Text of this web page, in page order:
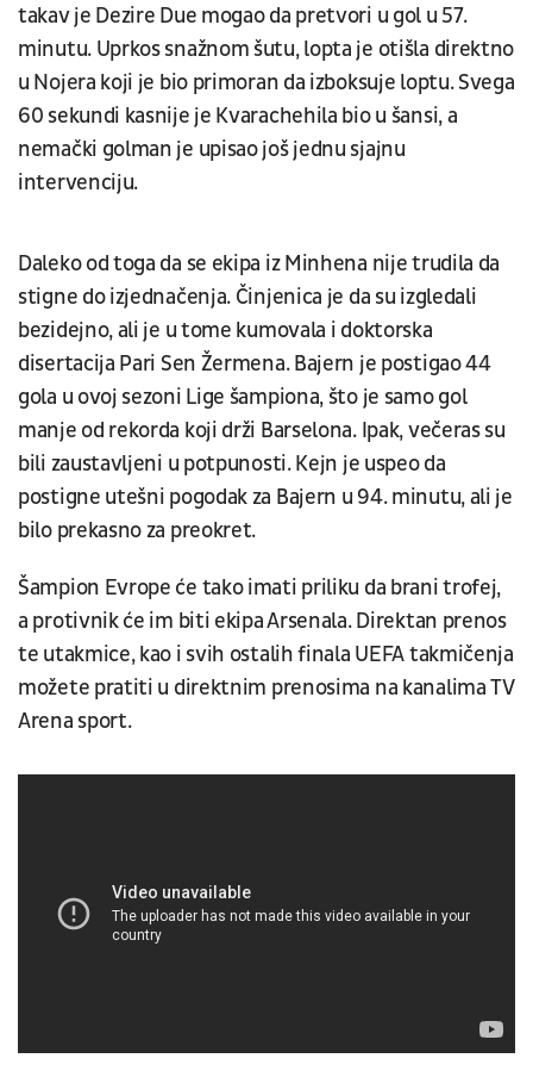
takav je Dezire Due mogao da pretvori u gol u 57.
minutu. Uprkos snažnom šutu, lopta je otišla direktno
u Nojera koji je bio primoran da izboksuje loptu. Svega
60 sekundi kasnije je Kvarachehila bio u šansi, a
nemački golman je upisao još jednu sjajnu
intervenciju.
Daleko od toga da se ekipa iz Minhena nije trudila da
stigne do izjednačenja. Činjenica je da su izgledali
bezidejno, ali je u tome kumovala i doktorska
disertacija Pari Sen Žermena. Bajern je postigao 44
gola u ovoj sezoni Lige šampiona, što je samo gol
manje od rekorda koji drži Barselona. Ipak, večeras su
bili zaustavljeni u potpunosti. Kejn je uspeo da
postigne utešni pogodak za Bajern u 94. minutu, ali je
bilo prekasno za preokret.
Šampion Evrope će tako imati priliku da brani trofej,
a protivnik će im biti ekipa Arsenala. Direktan prenos
te utakmice, kao i svih ostalih finala UEFA takmičenja
možete pratiti u direktnim prenosima na kanalima TV
Arena sport.